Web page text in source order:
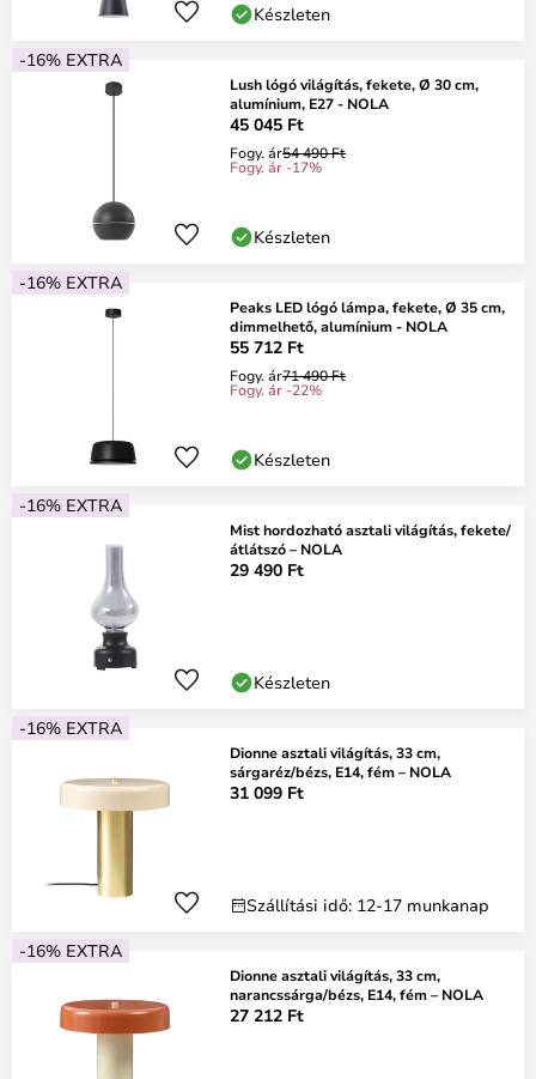
Készleten
-16% EXTRA
Lush lógó világítás, fekete, Ø 30 cm,
alumínium, E27 - NOLA
45 045 Ft
Fogy. ár54 490 Ft
Fogy. ár -17%
Készleten
-16% EXTRA
Peaks LED lógó lámpa, fekete, Ø 35 cm,
dimmelhető, alumínium - NOLA
55 712 Ft
Fogy. ár71 490 Ft
Fogy. ár -22%
Készleten
-16% EXTRA
Mist hordozható asztali világítás, fekete/
átlátszó – NOLA
29 490 Ft
Készleten
-16% EXTRA
Dionne asztali világítás, 33 cm,
sárgaréz/bézs, E14, fém – NOLA
31 099 Ft
Szállítási idő: 12-17 munkanap
-16% EXTRA
Dionne asztali világítás, 33 cm,
narancssárga/bézs, E14, fém – NOLA
27 212 Ft